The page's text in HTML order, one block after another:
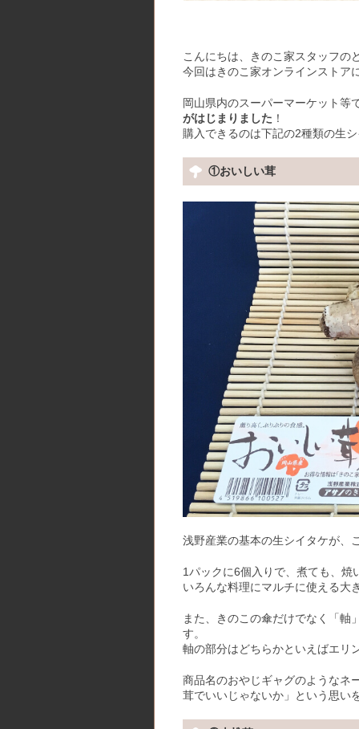
こんにちは、きのこ家スタッフの
今回はきのこ家オンラインストア
岡山県内のスーパーマーケット等
がはじまりました ！
購入できるのは下記の2種類の生
①おいしい茸
浅野産業の基本の生シイタケが、
1パックに6個入りで、煮ても、焼
いろんな料理にマルチに使える大
また、きのこの傘だけでなく「軸
す。
軸の部分はどちらかといえばエリ
商品名のおやじギャグのようなネ
茸でいいじゃないか」という思い